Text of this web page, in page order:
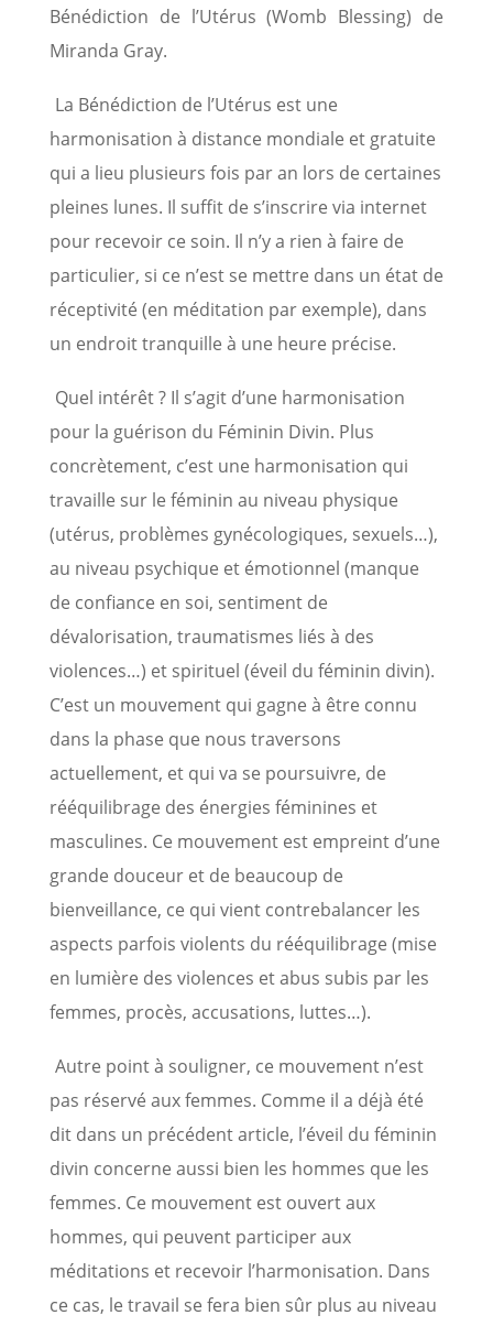
Bénédiction de l’Utérus (Womb Blessing) de
Miranda Gray.
La Bénédiction de l’Utérus est une
harmonisation à distance mondiale et gratuite
qui a lieu plusieurs fois par an lors de certaines
pleines lunes. Il suffit de s’inscrire via internet
pour recevoir ce soin. Il n’y a rien à faire de
particulier, si ce n’est se mettre dans un état de
réceptivité (en méditation par exemple), dans
un endroit tranquille à une heure précise.
Quel intérêt ? Il s’agit d’une harmonisation
pour la guérison du Féminin Divin. Plus
concrètement, c’est une harmonisation qui
travaille sur le féminin au niveau physique
(utérus, problèmes gynécologiques, sexuels…),
au niveau psychique et émotionnel (manque
de confiance en soi, sentiment de
dévalorisation, traumatismes liés à des
violences…) et spirituel (éveil du féminin divin).
C’est un mouvement qui gagne à être connu
dans la phase que nous traversons
actuellement, et qui va se poursuivre, de
rééquilibrage des énergies féminines et
masculines. Ce mouvement est empreint d’une
grande douceur et de beaucoup de
bienveillance, ce qui vient contrebalancer les
aspects parfois violents du rééquilibrage (mise
en lumière des violences et abus subis par les
femmes, procès, accusations, luttes…).
Autre point à souligner, ce mouvement n’est
pas réservé aux femmes. Comme il a déjà été
dit dans un précédent article, l’éveil du féminin
divin concerne aussi bien les hommes que les
femmes. Ce mouvement est ouvert aux
hommes, qui peuvent participer aux
méditations et recevoir l’harmonisation. Dans
ce cas, le travail se fera bien sûr plus au niveau